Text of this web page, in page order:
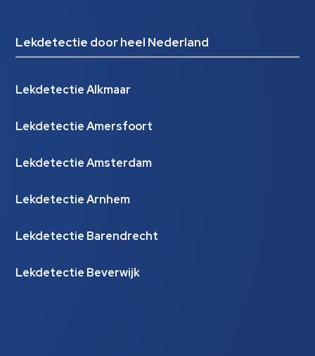
Lekdetectie door heel Nederland
Lekdetectie Alkmaar
Lekdetectie Amersfoort
Lekdetectie Amsterdam
Lekdetectie Arnhem
Lekdetectie Barendrecht
Lekdetectie Beverwijk